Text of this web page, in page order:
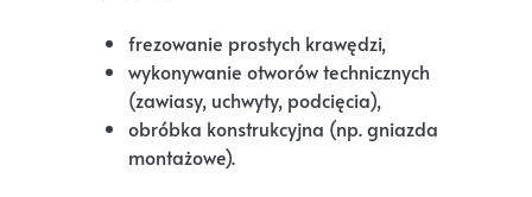
frezowanie prostych krawędzi,
wykonywanie otworów technicznych
(zawiasy, uchwyty, podcięcia),
obróbka konstrukcyjna (np. gniazda
montażowe).